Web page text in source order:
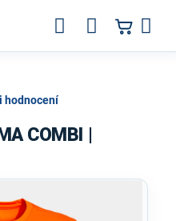
hodnocení
COMBI |